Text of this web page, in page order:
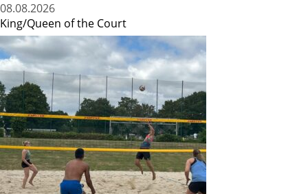
08.08.2026
King/Queen of the Court